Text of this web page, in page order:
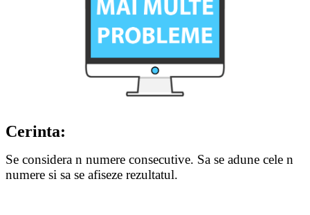
Cerinta:
Se considera n numere consecutive. Sa se adune cele n
numere si sa se afiseze rezultatul.